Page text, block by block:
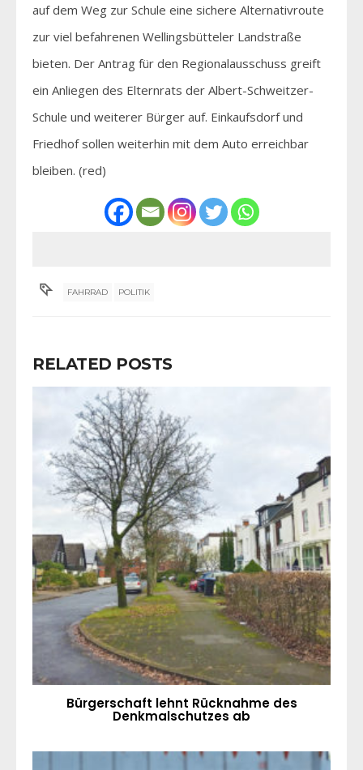
auf dem Weg zur Schule eine sichere Alternativroute
zur viel befahrenen Wellingsbütteler Landstraße
bieten. Der Antrag für den Regionalausschuss greift
ein Anliegen des Elternrats der Albert-Schweitzer-
Schule und weiterer Bürger auf. Einkaufsdorf und
Friedhof sollen weiterhin mit dem Auto erreichbar
bleiben. (red)
FAHRRAD POLITIK
RELATED POSTS
Bürgerschaft lehnt Rücknahme des
Denkmalschutzes ab